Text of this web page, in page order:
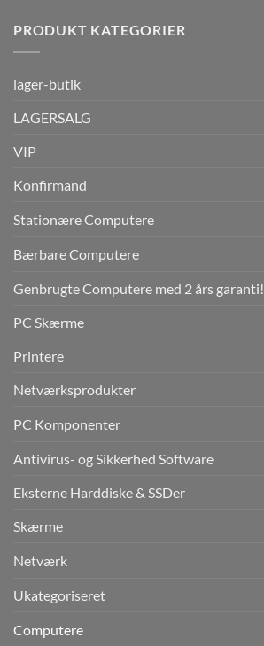
PRODUKT KATEGORIER
lager-butik
LAGERSALG
VIP
Konfirmand
Stationære Computere
Bærbare Computere
Genbrugte Computere med 2 års garanti!
PC Skærme
Printere
Netværksprodukter
PC Komponenter
Antivirus- og Sikkerhed Software
Eksterne Harddiske & SSDer
Skærme
Netværk
Ukategoriseret
Computere